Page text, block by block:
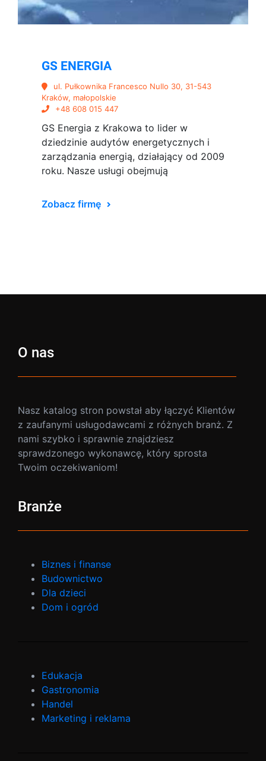
GS ENERGIA
ul. Pułkownika Francesco Nullo 30, 31-543
Kraków, małopolskie
+48 608 015 447
GS Energia z Krakowa to lider w
dziedzinie audytów energetycznych i
zarządzania energią, działający od 2009
roku. Nasze usługi obejmują
Zobacz firmę
O nas
Nasz katalog stron powstał aby łączyć Klientów
z zaufanymi usługodawcami z różnych branż. Z
nami szybko i sprawnie znajdziesz
sprawdzonego wykonawcę, który sprosta
Twoim oczekiwaniom!
Branże
Biznes i finanse
Budownictwo
Dla dzieci
Dom i ogród
Edukacja
Gastronomia
Handel
Marketing i reklama